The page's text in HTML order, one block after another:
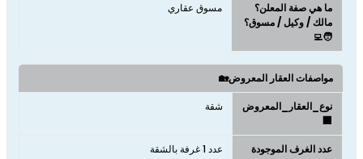
ما هي صفة المعلن؟
مالك / وكيل / مسوق؟
🧑‍💻
مسوق عقاري
مواصفات العقار المعروض🏡
نوع_العقار_المعروض
🏢
شقة
عدد الغرف الموجودة
عدد 1 غرفة بالشقة